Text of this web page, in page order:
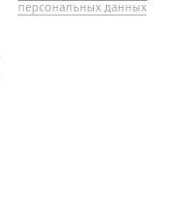
персональных данных